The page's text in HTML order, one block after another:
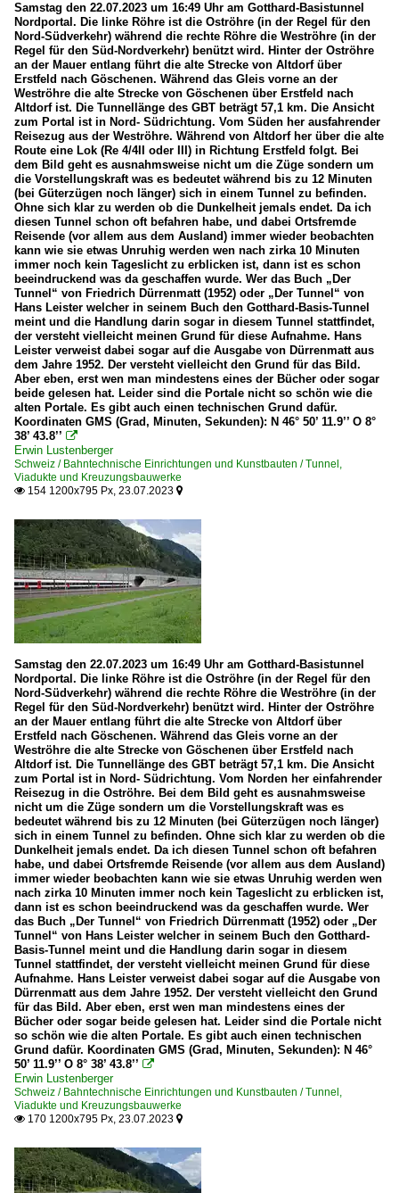
Samstag den 22.07.2023 um 16:49 Uhr am Gotthard-Basistunnel
Nordportal. Die linke Röhre ist die Oströhre (in der Regel für den
Nord-Südverkehr) während die rechte Röhre die Weströhre (in der
Regel für den Süd-Nordverkehr) benützt wird. Hinter der Oströhre
an der Mauer entlang führt die alte Strecke von Altdorf über
Erstfeld nach Göschenen. Während das Gleis vorne an der
Weströhre die alte Strecke von Göschenen über Erstfeld nach
Altdorf ist. Die Tunnellänge des GBT beträgt 57,1 km. Die Ansicht
zum Portal ist in Nord- Südrichtung. Vom Süden her ausfahrender
Reisezug aus der Weströhre. Während von Altdorf her über die alte
Route eine Lok (Re 4/4II oder III) in Richtung Erstfeld folgt. Bei
dem Bild geht es ausnahmsweise nicht um die Züge sondern um
die Vorstellungskraft was es bedeutet während bis zu 12 Minuten
(bei Güterzügen noch länger) sich in einem Tunnel zu befinden.
Ohne sich klar zu werden ob die Dunkelheit jemals endet. Da ich
diesen Tunnel schon oft befahren habe, und dabei Ortsfremde
Reisende (vor allem aus dem Ausland) immer wieder beobachten
kann wie sie etwas Unruhig werden wen nach zirka 10 Minuten
immer noch kein Tageslicht zu erblicken ist, dann ist es schon
beeindruckend was da geschaffen wurde. Wer das Buch „Der
Tunnel“ von Friedrich Dürrenmatt (1952) oder „Der Tunnel“ von
Hans Leister welcher in seinem Buch den Gotthard-Basis-Tunnel
meint und die Handlung darin sogar in diesem Tunnel stattfindet,
der versteht vielleicht meinen Grund für diese Aufnahme. Hans
Leister verweist dabei sogar auf die Ausgabe von Dürrenmatt aus
dem Jahre 1952. Der versteht vielleicht den Grund für das Bild.
Aber eben, erst wen man mindestens eines der Bücher oder sogar
beide gelesen hat. Leider sind die Portale nicht so schön wie die
alten Portale. Es gibt auch einen technischen Grund dafür.
Koordinaten GMS (Grad, Minuten, Sekunden): N 46° 50’ 11.9’’ O 8°
38’ 43.8’’ 
Erwin Lustenberger
Schweiz / Bahntechnische Einrichtungen und Kunstbauten / Tunnel,
Viadukte und Kreuzungsbauwerke
 154 1200x795 Px, 23.07.2023 
Samstag den 22.07.2023 um 16:49 Uhr am Gotthard-Basistunnel
Nordportal. Die linke Röhre ist die Oströhre (in der Regel für den
Nord-Südverkehr) während die rechte Röhre die Weströhre (in der
Regel für den Süd-Nordverkehr) benützt wird. Hinter der Oströhre
an der Mauer entlang führt die alte Strecke von Altdorf über
Erstfeld nach Göschenen. Während das Gleis vorne an der
Weströhre die alte Strecke von Göschenen über Erstfeld nach
Altdorf ist. Die Tunnellänge des GBT beträgt 57,1 km. Die Ansicht
zum Portal ist in Nord- Südrichtung. Vom Norden her einfahrender
Reisezug in die Oströhre. Bei dem Bild geht es ausnahmsweise
nicht um die Züge sondern um die Vorstellungskraft was es
bedeutet während bis zu 12 Minuten (bei Güterzügen noch länger)
sich in einem Tunnel zu befinden. Ohne sich klar zu werden ob die
Dunkelheit jemals endet. Da ich diesen Tunnel schon oft befahren
habe, und dabei Ortsfremde Reisende (vor allem aus dem Ausland)
immer wieder beobachten kann wie sie etwas Unruhig werden wen
nach zirka 10 Minuten immer noch kein Tageslicht zu erblicken ist,
dann ist es schon beeindruckend was da geschaffen wurde. Wer
das Buch „Der Tunnel“ von Friedrich Dürrenmatt (1952) oder „Der
Tunnel“ von Hans Leister welcher in seinem Buch den Gotthard-
Basis-Tunnel meint und die Handlung darin sogar in diesem
Tunnel stattfindet, der versteht vielleicht meinen Grund für diese
Aufnahme. Hans Leister verweist dabei sogar auf die Ausgabe von
Dürrenmatt aus dem Jahre 1952. Der versteht vielleicht den Grund
für das Bild. Aber eben, erst wen man mindestens eines der
Bücher oder sogar beide gelesen hat. Leider sind die Portale nicht
so schön wie die alten Portale. Es gibt auch einen technischen
Grund dafür. Koordinaten GMS (Grad, Minuten, Sekunden): N 46°
50’ 11.9’’ O 8° 38’ 43.8’’ 
Erwin Lustenberger
Schweiz / Bahntechnische Einrichtungen und Kunstbauten / Tunnel,
Viadukte und Kreuzungsbauwerke
 170 1200x795 Px, 23.07.2023 